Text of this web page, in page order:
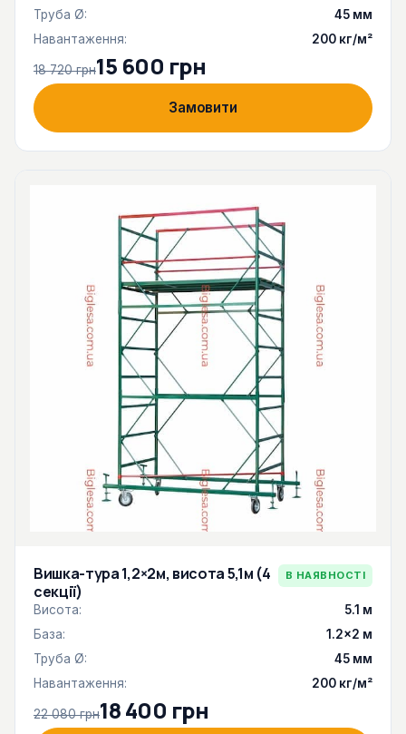
Труба Ø:
45 мм
Навантаження:
200 кг/м²
18 720 грн15 600 грн
Замовити
Вишка-тура 1,2×2м, висота 5,1м (4
секції)
В НАЯВНОСТІ
Висота:
5.1 м
База:
1.2×2 м
Труба Ø:
45 мм
Навантаження:
200 кг/м²
22 080 грн18 400 грн